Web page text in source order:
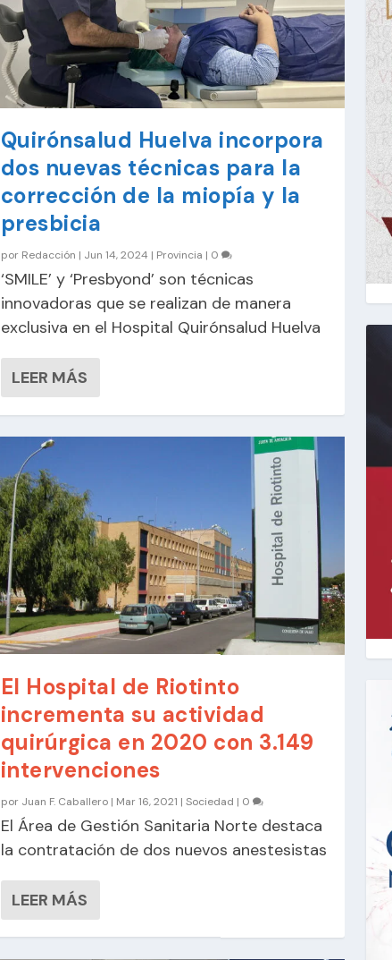
Quirónsalud Huelva incorpora
dos nuevas técnicas para la
corrección de la miopía y la
presbicia
por Redacción | Jun 14, 2024 | Provincia | 0
‘SMILE’ y ‘Presbyond’ son técnicas
innovadoras que se realizan de manera
exclusiva en el Hospital Quirónsalud Huelva
LEER MÁS
El Hospital de Riotinto
incrementa su actividad
quirúrgica en 2020 con 3.149
intervenciones
por Juan F. Caballero| Mar 16, 2021 | Sociedad | 0
El Área de Gestión Sanitaria Norte destaca
la contratación de dos nuevos anestesistas
LEER MÁS